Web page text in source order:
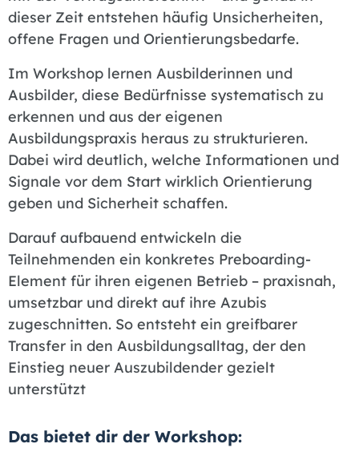
dieser Zeit entstehen häufig Unsicherheiten,
offene Fragen und Orientierungsbedarfe.
Im Workshop lernen Ausbilderinnen und
Ausbilder, diese Bedürfnisse systematisch zu
erkennen und aus der eigenen
Ausbildungspraxis heraus zu strukturieren.
Dabei wird deutlich, welche Informationen und
Signale vor dem Start wirklich Orientierung
geben und Sicherheit schaffen.
Darauf aufbauend entwickeln die
Teilnehmenden ein konkretes Preboarding-
Element für ihren eigenen Betrieb – praxisnah,
umsetzbar und direkt auf ihre Azubis
zugeschnitten. So entsteht ein greifbarer
Transfer in den Ausbildungsalltag, der den
Einstieg neuer Auszubildender gezielt
unterstützt
Das bietet dir der Workshop: